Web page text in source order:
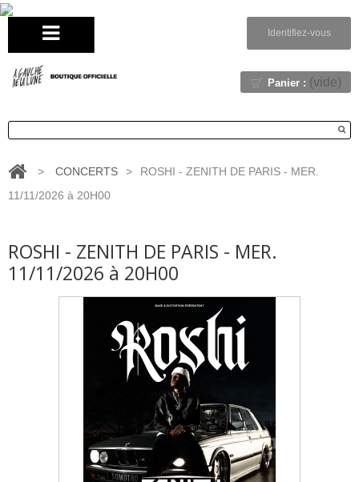
Identifiez-vous
Panier : (vide)
> CONCERTS >
ROSHI - ZENITH DE PARIS - MER.
11/11/2026 à 20H00
ROSHI - ZENITH DE PARIS - MER.
11/11/2026 à 20H00